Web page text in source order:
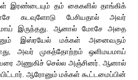
இரண்டையும் தம் கைகளில் தாங்கிக்
கடவுளோடு பேசியதால் அவர்
இருந்தது. ஆனால் மோசே அதை
இஸ்ரயேல் மக்கள் அனைவரும்
அவர் முகத்தோற்றம் ஒளிமயமாய்
அணுகிச் செல்ல அஞ்சினர். ஆனால்
ஆரோனும் மக்கள் கூட்டமைப்பின்